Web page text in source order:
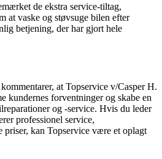
de ekstra service-tiltag,
at vaske og støvsuge bilen efter
betjening, der har gjort hele
at Topservice v/Casper H.
kundernes forventninger og skabe en
og -service. Hvis du leder
professionel service,
priser, kan Topservice være et oplagt